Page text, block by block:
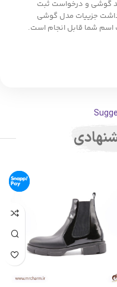
گوشی و درخواست ثبت
جزییات مدل گوشی
اسم شما قابل انجام است.